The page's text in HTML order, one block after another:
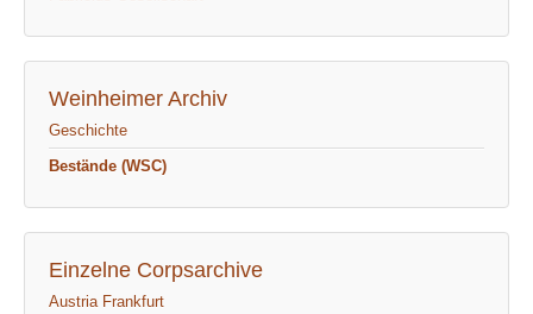
Weinheimer Archiv
Geschichte
Bestände (WSC)
Einzelne Corpsarchive
Austria Frankfurt